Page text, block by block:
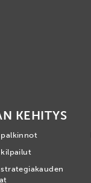
KEHITYS
palkinnot
kilpailut
strategiakauden